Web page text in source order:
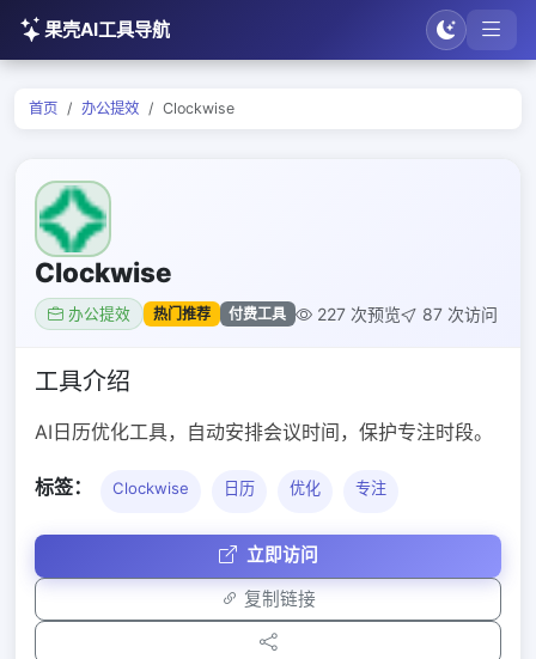
果壳AI工具导航
首页 办公提效 Clockwise
Clockwise
办公提效 热门推荐 付费工具 227 次预览 87 次访问
工具介绍
AI日历优化工具，自动安排会议时间，保护专注时段。
标签： Clockwise 日历 优化 专注
立即访问
复制链接